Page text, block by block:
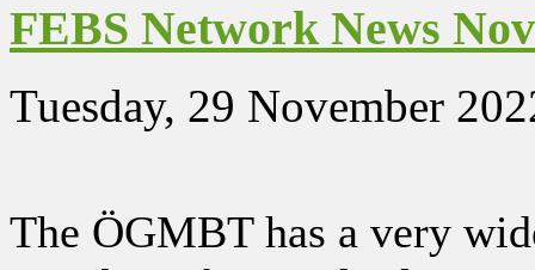
FEBS Network News
Tuesday, 29 November
The ÖGMBT has a very